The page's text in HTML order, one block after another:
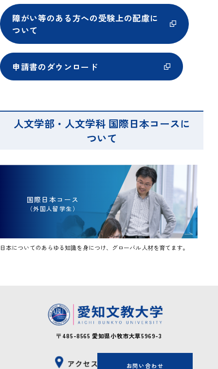
障がい等のある方への受験上の配慮に
ついて
申請書のダウンロード
人文学部・人文学科 国際日本コースに
ついて
国際日本コース
（外国人留学生）
日本についてのあらゆる知識を身につけ、グローバル人材を育てます。
〒485-8565愛知県小牧市大草5969-3
お問い合わせ